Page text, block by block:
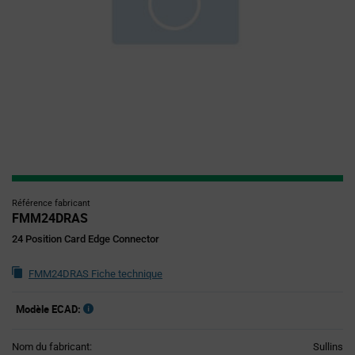
Référence fabricant
FMM24DRAS
24 Position Card Edge Connector
FMM24DRAS Fiche technique
Modèle ECAD:
Nom du fabricant: Sullins